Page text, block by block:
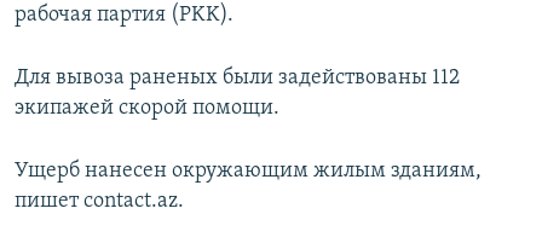
рабочая партия (PKK).
Для вывоза раненых были задействованы 112
экипажей скорой помощи.
Ущерб нанесен окружающим жилым зданиям,
пишет contact.az.